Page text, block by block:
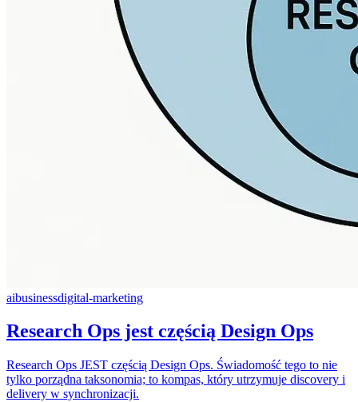
aibusinessdigital-marketing
Research Ops jest częścią Design Ops
Research Ops JEST częścią Design Ops. Świadomość tego to nie
tylko porządna taksonomia; to kompas, który utrzymuje discovery i
delivery w synchronizacji.